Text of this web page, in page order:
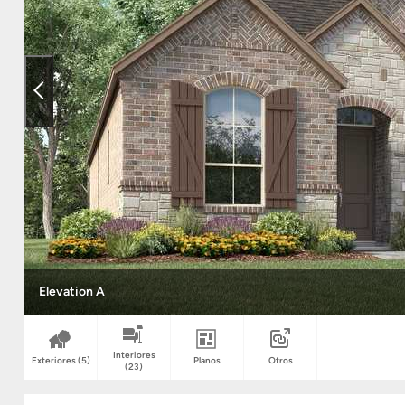
Elevation A
Exteriores(5)
Interiores
(23)
Planos Otros